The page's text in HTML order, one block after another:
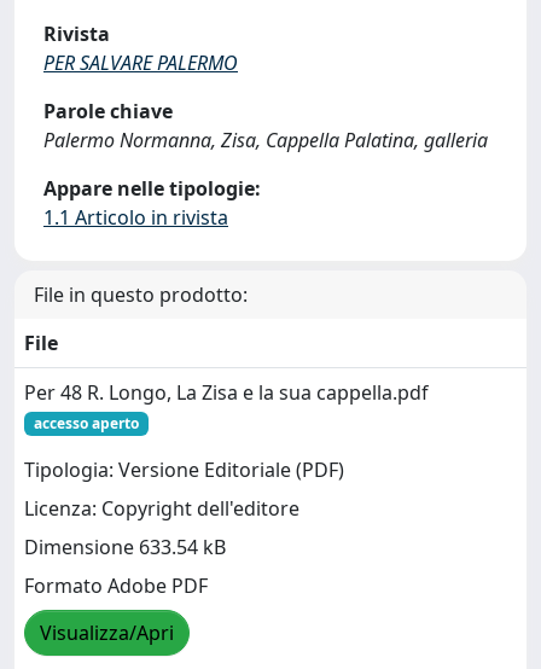
Rivista
PER SALVARE PALERMO
Parole chiave
Palermo Normanna, Zisa, Cappella Palatina, galleria
Appare nelle tipologie:
1.1 Articolo in rivista
File in questo prodotto:
File
Per 48 R. Longo, La Zisa e la sua cappella.pdf
accesso aperto
Tipologia: Versione Editoriale (PDF)
Licenza: Copyright dell'editore
Dimensione 633.54 kB
Formato Adobe PDF
Visualizza/Apri